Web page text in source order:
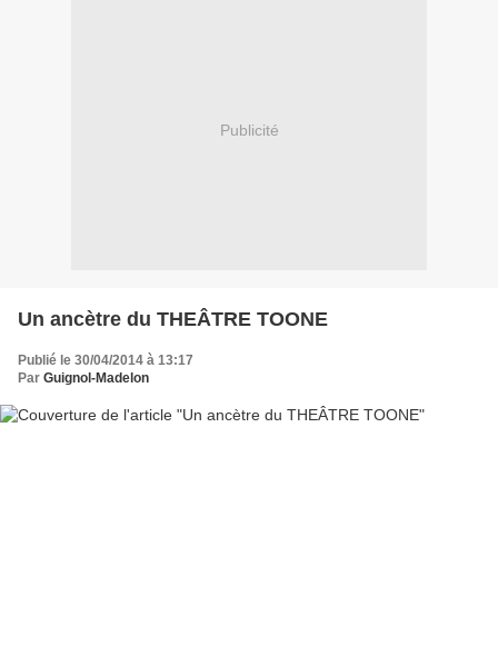
Publicité
Un ancètre du THEÂTRE TOONE
Publié le 30/04/2014 à 13:17
Par Guignol-Madelon